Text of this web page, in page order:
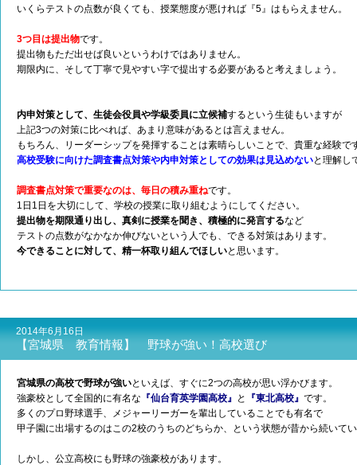
いくらテストの点数が良くても、授業態度が悪ければ『5』はもらえません。
3つ目は提出物です。
提出物もただ出せば良いというわけではありません。
期限内に、そして丁寧で見やすい字で提出する必要があると考えましょう。
内申対策として、生徒会役員や学級委員に立候補するという生徒もいますが
上記3つの対策に比べれば、あまり意味があるとは言えません。
もちろん、リーダーシップを発揮することは素晴らしいことで、貴重な経験で
高校受験に向けた調査書点対策や内申対策としての効果は見込めないと理解し
調査書点対策で重要なのは、毎日の積み重ねです。
1日1日を大切にして、学校の授業に取り組むようにしてください。
提出物を期限通り出し、真剣に授業を聞き、積極的に発言するなど
テストの点数がなかなか伸びないという人でも、できる対策はあります。
今できることに対して、精一杯取り組んでほしいと思います。
2014年6月16日
【宮城県 教育情報】 野球が強い！高校選び
宮城県の高校で野球が強いといえば、すぐに2つの高校が思い浮かびます。
強豪校として全国的に有名な 『仙台育英学園高校』 と 『東北高校』 です。
多くのプロ野球選手、メジャーリーガーを輩出していることでも有名で
甲子園に出場するのはこの2校のうちのどちらか、という状態が昔から続いて
しかし、公立高校にも野球の強豪校があります。